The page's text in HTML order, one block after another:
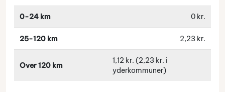
0-24 km 0 kr.
25-120 km 2,23 kr.
Over 120 km
1,12 kr. (2,23 kr. i
yderkommuner)